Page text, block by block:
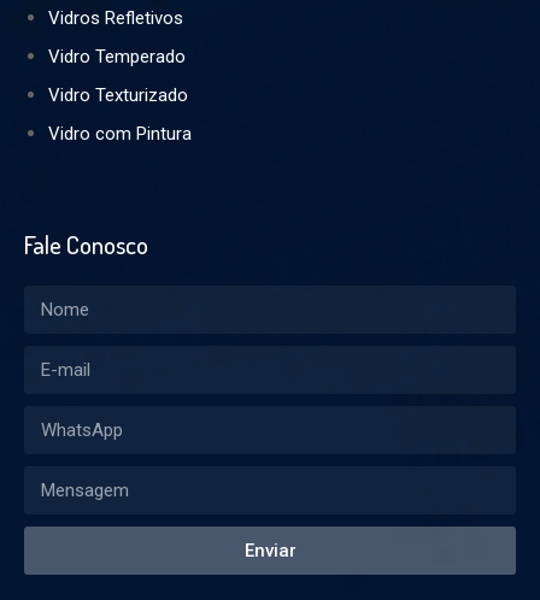
Vidros Refletivos
Vidro Temperado
Vidro Texturizado
Vidro com Pintura
Fale Conosco
Enviar